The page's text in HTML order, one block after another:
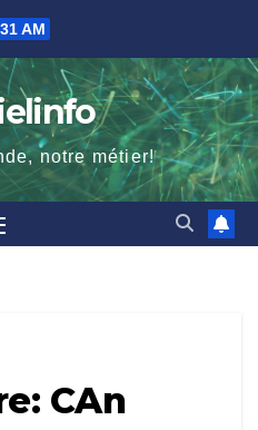
AM
notre métier!
CAn